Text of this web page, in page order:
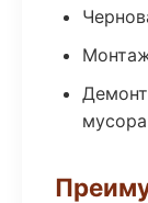
мусора